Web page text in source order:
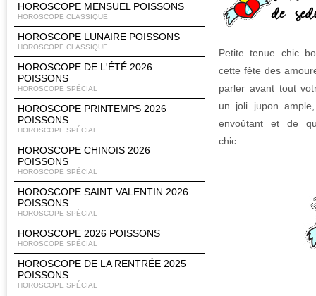
HOROSCOPE MENSUEL POISSONS
HOROSCOPE CLASSIQUE
HOROSCOPE LUNAIRE POISSONS
HOROSCOPE CLASSIQUE
HOROSCOPE DE L'ÉTÉ 2026
POISSONS
HOROSCOPE SPÉCIAL
HOROSCOPE PRINTEMPS 2026
POISSONS
HOROSCOPE SPÉCIAL
HOROSCOPE CHINOIS 2026
POISSONS
HOROSCOPE SPÉCIAL
HOROSCOPE SAINT VALENTIN 2026
POISSONS
HOROSCOPE SPÉCIAL
HOROSCOPE 2026 POISSONS
HOROSCOPE SPÉCIAL
HOROSCOPE DE LA RENTRÉE 2025
POISSONS
HOROSCOPE SPÉCIAL
Petite tenue chic
cette fête des
parler avant tout
un joli jupon
envoûtant et de
chic...